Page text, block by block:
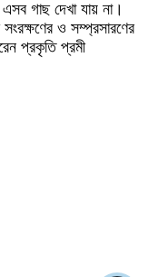
গাছ দেখা যায় না।
ও সম্প্রসারণের
প্রকৃতি প্রমী